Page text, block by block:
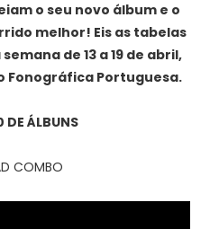
o seu novo álbum e o
melhor! Eis as tabelas
de 13 a 19 de abril,
Fonográfica Portuguesa.
DE ÁLBUNS
COMBO